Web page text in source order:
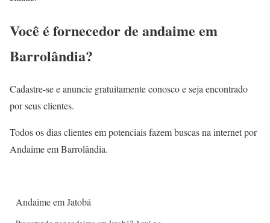
Você é fornecedor de andaime em
Barrolândia?
Cadastre-se e anuncie gratuitamente conosco e seja encontrado
por seus clientes.
Todos os dias clientes em potenciais fazem buscas na internet por
Andaime em Barrolândia.
Andaime em Jatobá